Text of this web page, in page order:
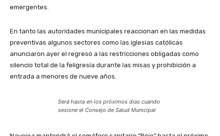
emergentes.
En tanto las autoridades municipales reaccionan en las medidas
preventivas algunos sectores como las iglesias católicas
anunciaron ayer el regreso a las restricciones obligadas como
silencio total de la feligresía durante las misas y prohibición a
entrada a menores de nueve años.
Será hasta en los próximos días cuando
sesione el Consejo de Salud Municipal